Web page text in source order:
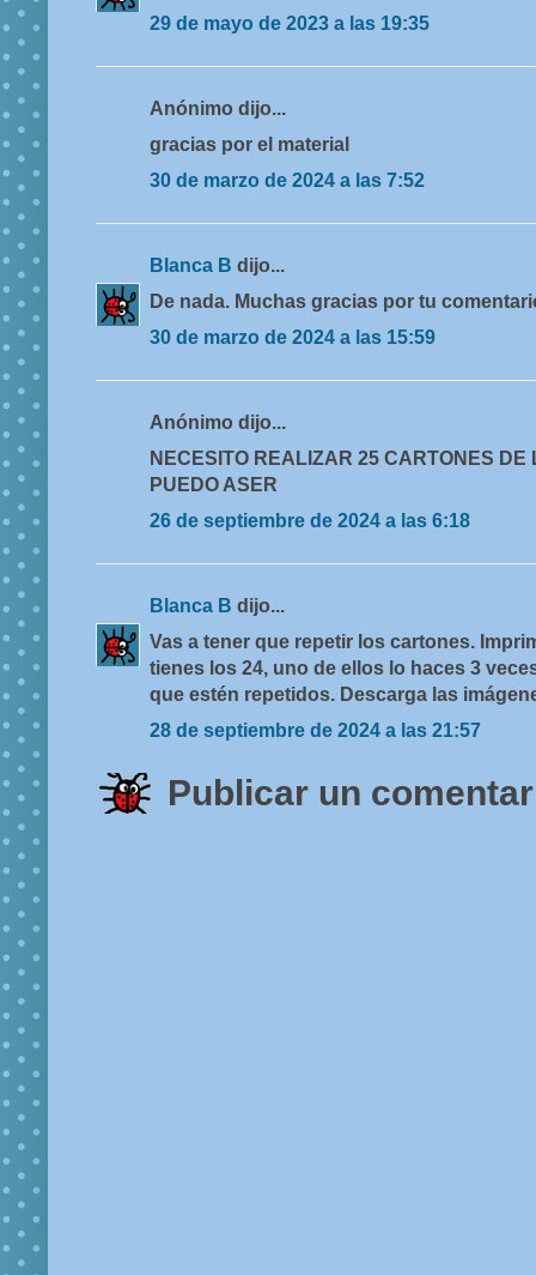
29 de mayo de 2023 a las 19:35
Anónimo dijo...
gracias por el material
30 de marzo de 2024 a las 7:52
Blanca B dijo...
De nada. Muchas gracias por tu
30 de marzo de 2024 a las 15:59
Anónimo dijo...
NECESITO REALIZAR 25 CARTONES DE
PUEDO ASER
26 de septiembre de 2024 a las 6:18
Blanca B dijo...
Vas a tener que repetir los cartones.
tienes los 24, uno de ellos lo haces 3
que estén repetidos. Descarga las
28 de septiembre de 2024 a las 21:57
Publicar un